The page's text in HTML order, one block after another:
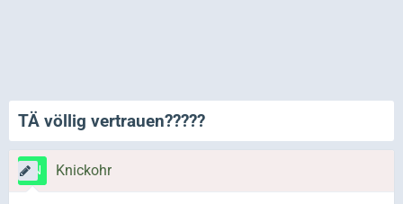
TÄ völlig vertrauen?????
Knickohr